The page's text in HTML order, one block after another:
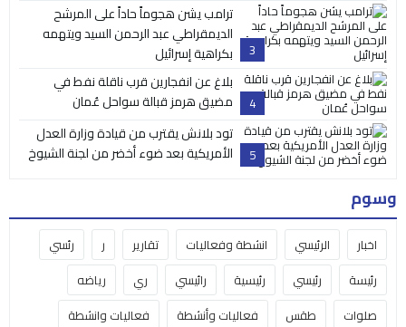
3
ترامب يشن هجوماً حاداً على المرشح
الديمقراطي عبد الرحمن السيد ويتهمه
بكراهية إسرائيل
4
بلاغ عن انفجارين قرب ناقلة نفط في
مضيق هرمز قبالة سواحل عُمان
5
تود بلانش يقترب من قيادة وزارة العدل
الأمريكية بعد ضوء أخضر من لجنة الشيوخ
وسوم
اخبار الرئيسي انشطة وفعاليات تقارير ر
رئسي
رئيسة
رئيسي رئيسية رائيسي ري
رياضه
صلوات
طقس فعاليات وأنشطة
فعاليات وانشطة